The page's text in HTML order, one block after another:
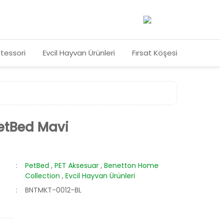
Evcil Hayvan Ürünleri Fırsat Köşesi
Mavi
PetBed , PET Aksesuar , Benetton Home
Collection , Evcil Hayvan Ürünleri
BNTMKT-0012-BL